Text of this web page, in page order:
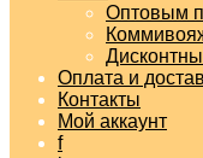
Оптовым
Оплата и
Контакты
Мой аккаунт
f